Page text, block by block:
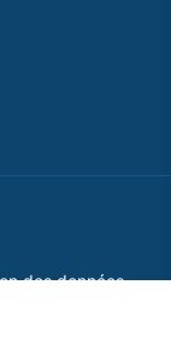
des données